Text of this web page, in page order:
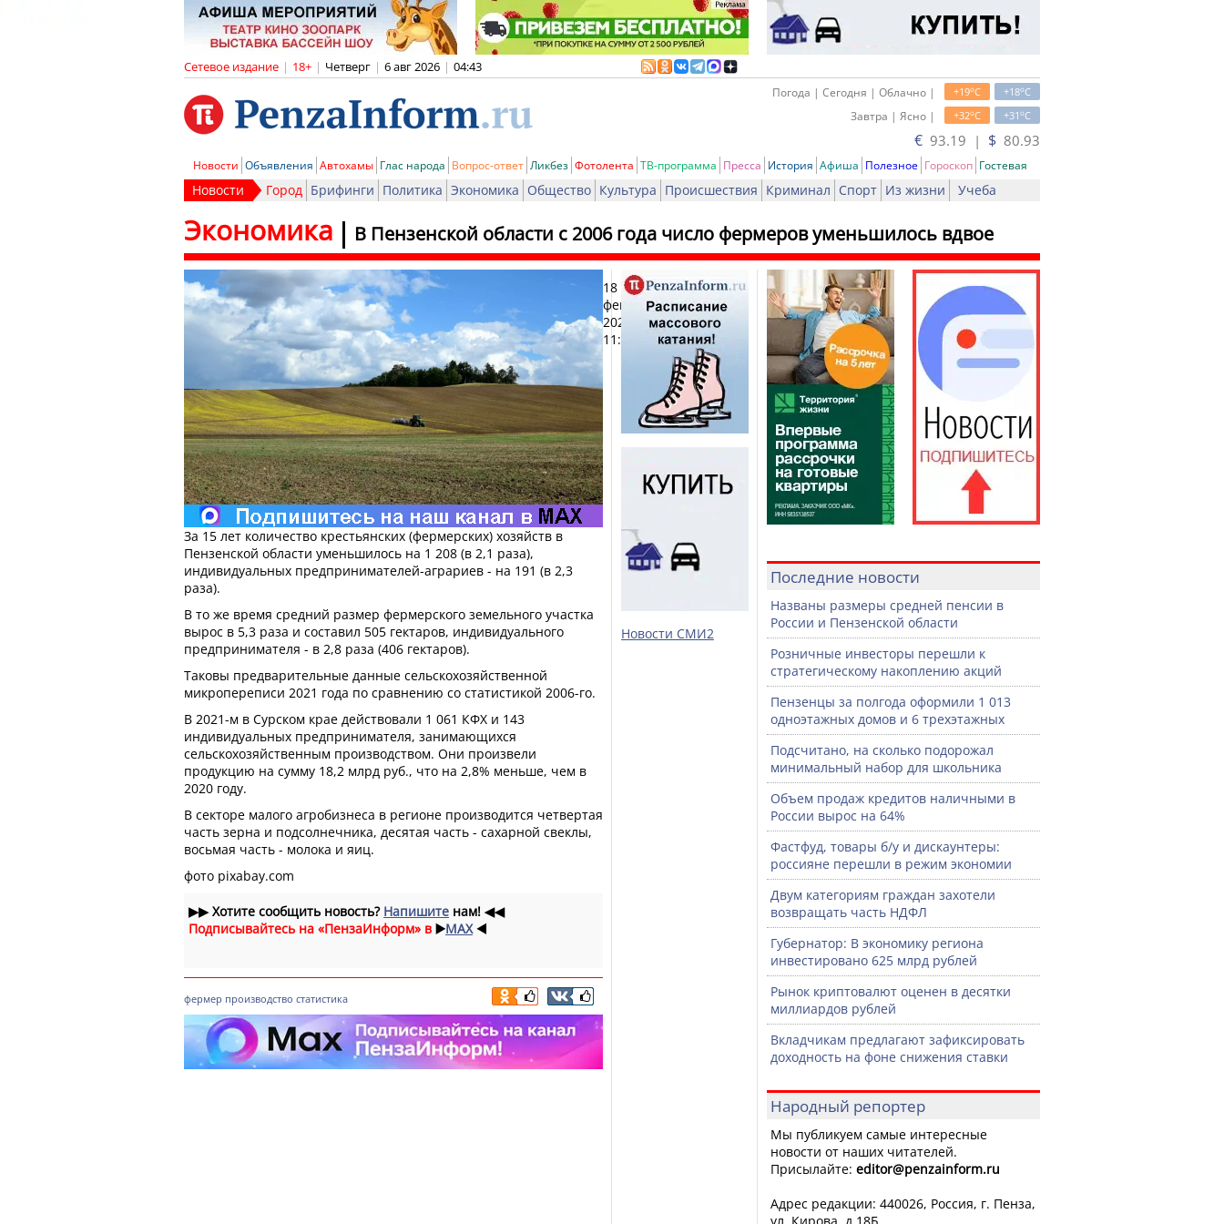
Сетевое издание | 18+ | Четверг | 6 авг 2026 | 04:43
+18oC
+19oC
Погода | Сегодня | Облачно |
+31oC
+32oC
Завтра | Ясно |
€ 93.19 | $ 80.93
Новости Объявления Автохамы Глас народа Вопрос-ответ Ликбез Фотолента ТВ-программа Пресса История Афиша Полезное Гороскоп Гостевая
Новости Город Брифинги Политика Экономика Общество Культура Происшествия Криминал Спорт Из жизни Учеба
В Пензенской области с 2006 года число фермеров уменьшилось вдвое
Экономика
18
февраля
2022,
11:14
Печать
За 15 лет количество крестьянских (фермерских) хозяйств в
Пензенской области уменьшилось на 1 208 (в 2,1 раза),
индивидуальных предпринимателей-аграриев - на 191 (в 2,3
раза).
В то же время средний размер фермерского земельного участка
вырос в 5,3 раза и составил 505 гектаров, индивидуального
предпринимателя - в 2,8 раза (406 гектаров).
Таковы предварительные данные сельскохозяйственной
микропереписи 2021 года по сравнению со статистикой 2006-го.
В 2021-м в Сурском крае действовали 1 061 КФХ и 143
индивидуальных предпринимателя, занимающихся
сельскохозяйственным производством. Они произвели
продукцию на сумму 18,2 млрд руб., что на 2,8% меньше, чем в
2020 году.
В секторе малого агробизнеса в регионе производится четвертая
часть зерна и подсолнечника, десятая часть - сахарной свеклы,
восьмая часть - молока и яиц.
фото pixabay.com
▶▶Хотите сообщить новость? Напишите нам! ◀◀
Подписывайтесь на «ПензаИнформ» в ▶️MAX ◀️
фермер производство статистика
Новости СМИ2
Последние новости
Названы размеры средней пенсии в
России и Пензенской области
Розничные инвесторы перешли к
стратегическому накоплению акций
Пензенцы за полгода оформили 1 013
одноэтажных домов и 6 трехэтажных
Подсчитано, на сколько подорожал
минимальный набор для школьника
Объем продаж кредитов наличными в
России вырос на 64%
Фастфуд, товары б/у и дискаунтеры:
россияне перешли в режим экономии
Двум категориям граждан захотели
возвращать часть НДФЛ
Губернатор: В экономику региона
инвестировано 625 млрд рублей
Рынок криптовалют оценен в десятки
миллиардов рублей
Вкладчикам предлагают зафиксировать
доходность на фоне снижения ставки
Народный репортер
Мы публикуем самые интересные
новости от наших читателей.
Присылайте: editor@penzainform.ru
Адрес редакции: 440026, Россия, г. Пенза,